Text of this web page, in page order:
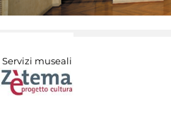
Servizi museali